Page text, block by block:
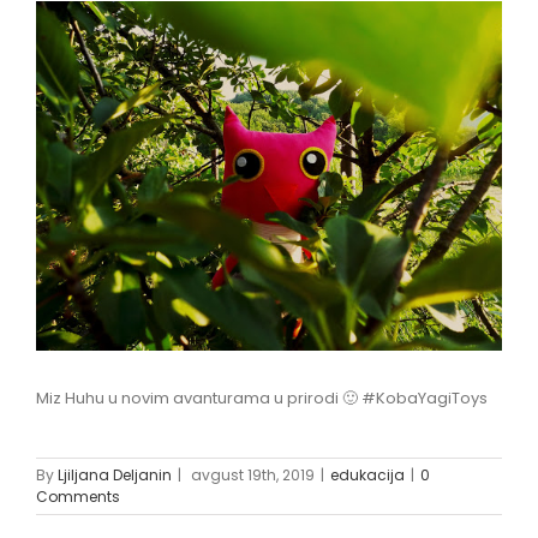
View
Larger
Image
Miz Huhu u novim avanturama u prirodi 🙂 #KobaYagiToys
ByLjiljana Deljanin | avgust 19th, 2019 | edukacija | 0
Comments